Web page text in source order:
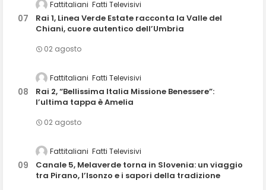
Fattitaliani Fatti Televisivi
Rai 1, Linea Verde Estate racconta la Valle del
Chiani, cuore autentico dell’Umbria
02 agosto
Fattitaliani Fatti Televisivi
Rai 2, “Bellissima Italia Missione Benessere”:
l’ultima tappa è Amelia
02 agosto
Fattitaliani Fatti Televisivi
Canale 5, Melaverde torna in Slovenia: un viaggio
tra Pirano, l’Isonzo e i sapori della tradizione